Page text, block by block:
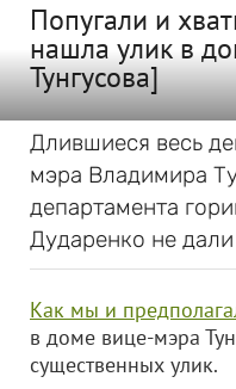
Попугали и
нашла улик в
Тунгусова]
Длившиеся весь
мэра Владимира
департамента
Дударенко не дали
Как мы и
в доме вице-мэра
существенных улик.